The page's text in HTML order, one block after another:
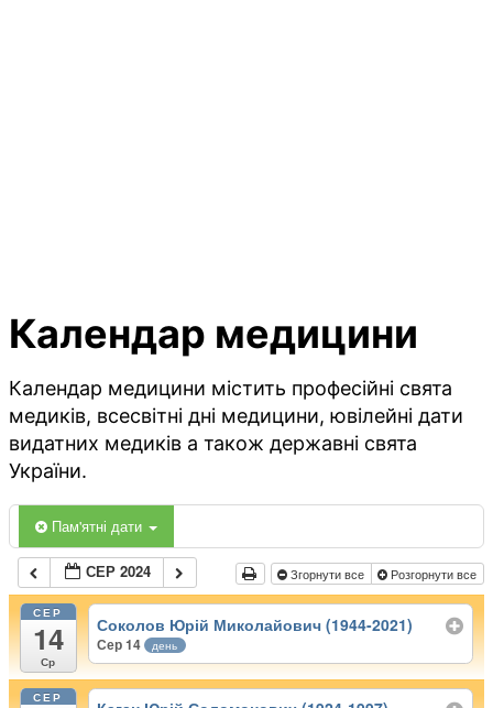
Календар медицини
Календар медицини містить професійні свята
медиків, всесвітні дні медицини, ювілейні дати
видатних медиків а також державні свята
України.
Пам'ятні дати
СЕР 2024 Згорнути все Розгорнути все
СЕР
14
Ср
Соколов Юрій Миколайович (1944-2021)
Сер 14 день
СЕР